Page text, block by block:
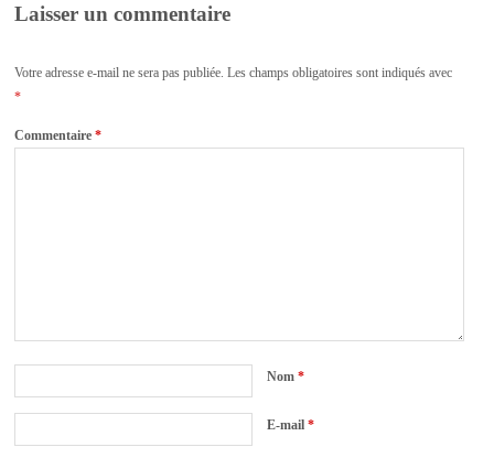
Laisser un commentaire
Votre adresse e-mail ne sera pas publiée. Les champs obligatoires sont indiqués avec
*
Commentaire*
Nom*
E-mail*